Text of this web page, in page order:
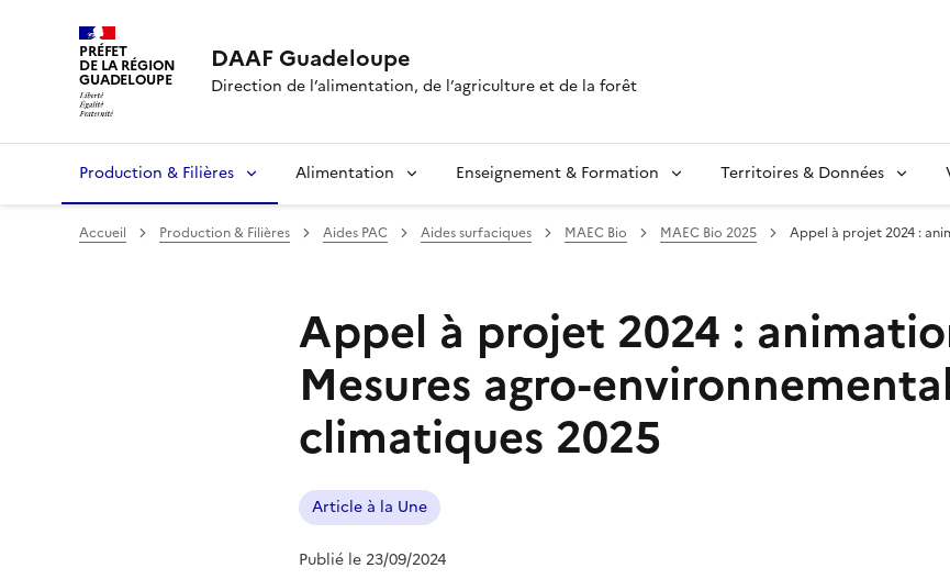
PRÉFET
DE LA RÉGION
GUADELOUPE
DAAF Guadeloupe
Direction de l’alimentation, de l’agriculture et de la forêt
Production & Filières Alimentation Enseignement & Formation Territoires & Données
Accueil Production & Filières Aides PAC Aides surfaciques MAEC Bio MAEC Bio 2025 Appel à projet 2024 :
Appel à projet 2024 :
Mesures agro-
climatiques 2025
Article à la Une
Publié le 23/09/2024